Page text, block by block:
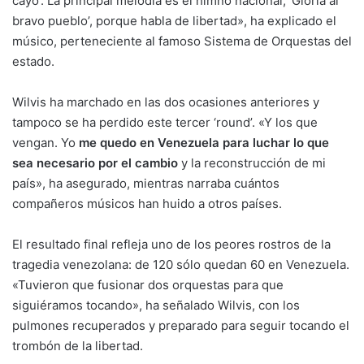
bravo pueblo’, porque habla de libertad», ha explicado el
músico, perteneciente al famoso Sistema de Orquestas del
estado.
Wilvis ha marchado en las dos ocasiones anteriores y
tampoco se ha perdido este tercer ‘round’. «Y los que
vengan. Yo me quedo en Venezuela para luchar lo que
sea necesario por el cambio y la reconstrucción de mi
país», ha asegurado, mientras narraba cuántos
compañeros músicos han huido a otros países.
El resultado final refleja uno de los peores rostros de la
tragedia venezolana: de 120 sólo quedan 60 en Venezuela.
«Tuvieron que fusionar dos orquestas para que
siguiéramos tocando», ha señalado Wilvis, con los
pulmones recuperados y preparado para seguir tocando el
trombón de la libertad.